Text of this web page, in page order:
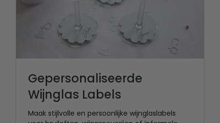
Gepersonaliseerde
Wijnglas Labels
Maak stijlvolle en persoonlijke wijnglaslabels